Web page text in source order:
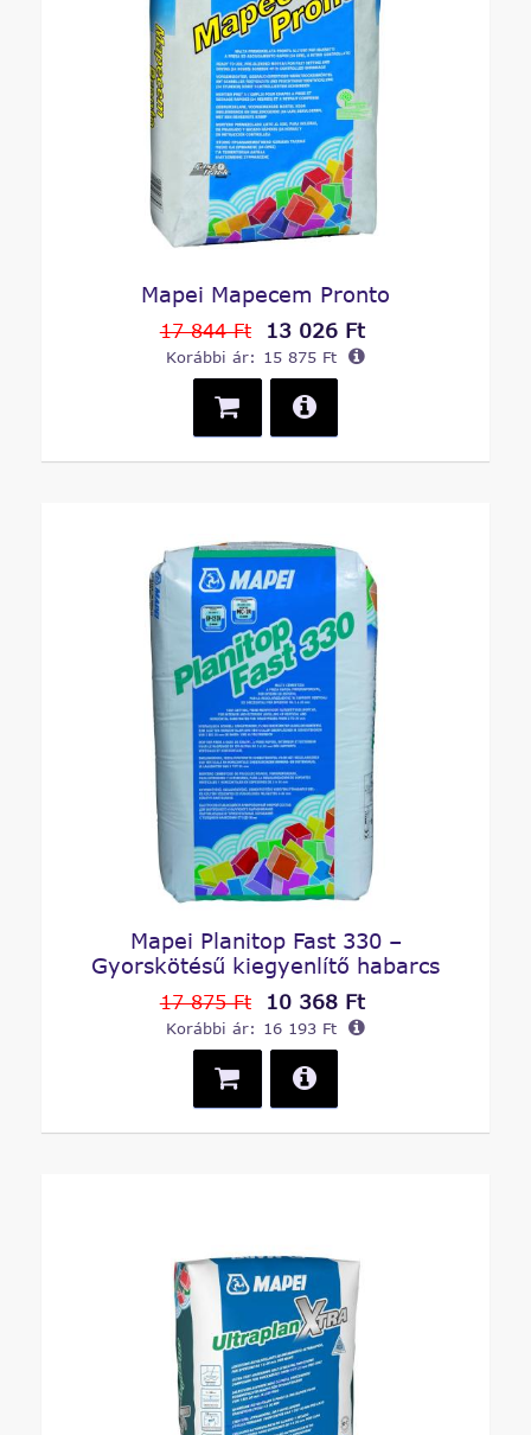
Mapei Mapecem Pronto
17 844 Ft 13 026 Ft
Korábbi ár: 15 875 Ft
Mapei Planitop Fast 330 –
Gyorskötésű kiegyenlítő habarcs
17 875 Ft 10 368 Ft
Korábbi ár: 16 193 Ft